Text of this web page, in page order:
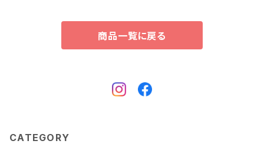
商品一覧に戻る
CATEGORY